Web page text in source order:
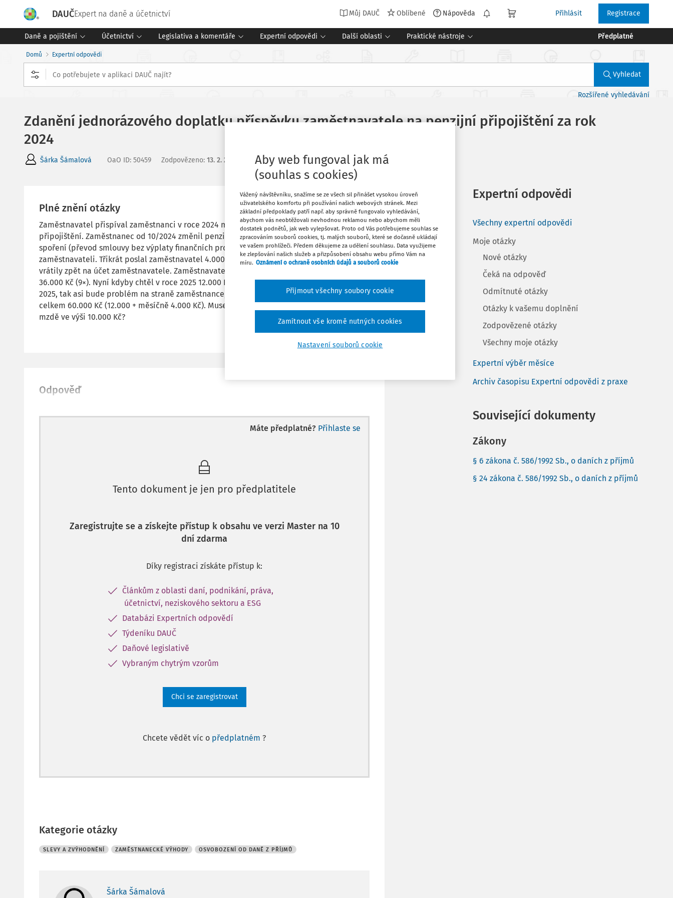
DAUČExpert na daně a účetnictví Můj DAUČ Oblíbené Nápověda Přihlásit Registrace
Daně a pojištění Účetnictví Legislativa a komentáře Expertní odpovědi Další oblasti Praktické nástroje Předplatné
Domů Expertní odpovědi
Vyhledat
Rozšířené vyhledávání
Zdanění jednorázového doplatku příspěvku zaměstnavatele na penzijní připojištění za rok
2024
Šárka Šámalová OaO ID: 50459 Zodpovězeno: 13. 2. 2025 Související dokumenty (2)
Plné znění otázky
Zaměstnavatel přispíval zaměstnanci v roce 2024 měsíčně 4.000 Kč na penzijní
připojištění. Zaměstnanec od 10/2024 změnil penzijní připojištění na doplňkové penzijní
spoření (převod smlouvy bez výplaty finančních prostředků) a tuto změnu nenahlásil
zaměstnavateli. Třikrát poslal zaměstnavatel 4.000 Kč na starý účet a třikrát se peníze
vrátily zpět na účet zaměstnavatele. Zaměstnavatel tedy zaplatil v roce 2024 celkem
36.000 Kč (9×). Nyní kdyby chtěl v roce 2025 12.000 Kč jednorázově doplatit až v únoru
2025, tak asi bude problém na straně zaměstnance, protože by v roce 2025 bylo zaplaceno
celkem 60.000 Kč (12.000 + měsíčně 4.000 Kč). Muselo by poté dojít k přidanění k hrubé
mzdě ve výši 10.000 Kč?
Odpověď
Máte předplatné? Přihlaste se
Tento dokument je jen pro předplatitele
Zaregistrujte se a získejte přístup k obsahu ve verzi Master na 10
dní zdarma
Díky registraci získáte přístup k:
Článkům z oblasti daní, podnikání, práva,
účetnictví, neziskového sektoru a ESG
Databázi Expertních odpovědí
Týdeníku DAUČ
Daňové legislativě
Vybraným chytrým vzorům
Chci se zaregistrovat
Chcete vědět víc o předplatném ?
Kategorie otázky
SLEVY A ZVÝHODNĚNÍ ZAMĚSTNANECKÉ VÝHODY OSVOBOZENÍ OD DANĚ Z PŘÍJMŮ
Šárka Šámalová
Oblíbené
Stáhnout
Expertní odpovědi
Všechny expertní odpovědi
Moje otázky
Nové otázky
Čeká na odpověď
Odmítnuté otázky
Otázky k vašemu doplnění
Zodpovězené otázky
Všechny moje otázky
Expertní výběr měsíce
Archiv časopisu Expertní odpovědi z praxe
Související dokumenty
Zákony
§ 6 zákona č. 586/1992 Sb., o daních z příjmů
§ 24 zákona č. 586/1992 Sb., o daních z příjmů
Aby web fungoval jak má
(souhlas s cookies)
Vážený návštěvníku, snažíme se ze všech sil přinášet vysokou úroveň
uživatelského komfortu při používání našich webových stránek. Mezi
základní předpoklady patří např. aby správně fungovalo vyhledávání,
abychom vás neobtěžovali nevhodnou reklamou nebo abychom měli
dostatek podnětů, jak web vylepšovat. Proto od Vás potřebujeme souhlas se
zpracováním souborů cookies, tj. malých souborů, které se dočasně ukládají
ve vašem prohlížeči. Předem děkujeme za udělení souhlasu. Data využijeme
ke zlepšování našich služeb a přizpůsobení obsahu webu přímo Vám na
míru. Oznámení o ochraně osobních údajů a souborů cookie
Nastavení souborů cookie
Zamítnout vše kromě nutných cookies
Přijmout všechny soubory cookie